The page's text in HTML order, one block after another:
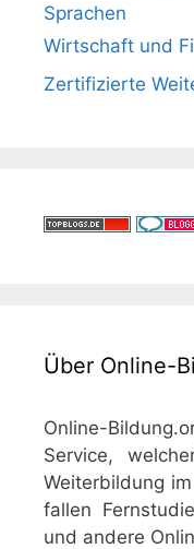
Sprachen
Wirtschaft und
Zertifizierte
Über Online-
Online-
Service,
Weiterbildung
fallen
und andere